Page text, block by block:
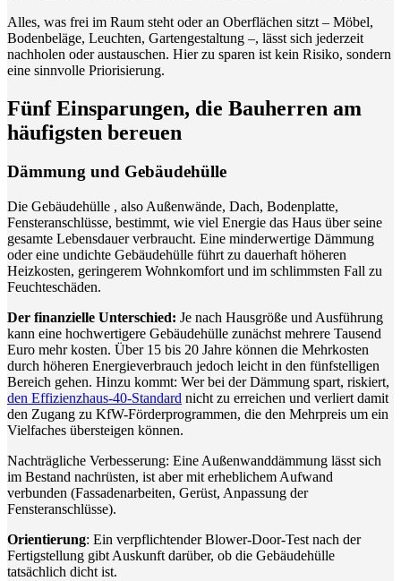
Alles, was frei im Raum steht oder an Oberflächen sitzt – Möbel,
Bodenbeläge, Leuchten, Gartengestaltung –, lässt sich jederzeit
nachholen oder austauschen. Hier zu sparen ist kein Risiko, sondern
eine sinnvolle Priorisierung.
Fünf Einsparungen, die Bauherren am
häufigsten bereuen
Dämmung und Gebäudehülle
Die Gebäudehülle , also Außenwände, Dach, Bodenplatte,
Fensteranschlüsse, bestimmt, wie viel Energie das Haus über seine
gesamte Lebensdauer verbraucht. Eine minderwertige Dämmung
oder eine undichte Gebäudehülle führt zu dauerhaft höheren
Heizkosten, geringerem Wohnkomfort und im schlimmsten Fall zu
Feuchteschäden.
Der finanzielle Unterschied: Je nach Hausgröße und Ausführung
kann eine hochwertigere Gebäudehülle zunächst mehrere Tausend
Euro mehr kosten. Über 15 bis 20 Jahre können die Mehrkosten
durch höheren Energieverbrauch jedoch leicht in den fünfstelligen
Bereich gehen. Hinzu kommt: Wer bei der Dämmung spart, riskiert,
den Effizienzhaus-40-Standard nicht zu erreichen und verliert damit
den Zugang zu KfW-Förderprogrammen, die den Mehrpreis um ein
Vielfaches übersteigen können.
Nachträgliche Verbesserung: Eine Außenwanddämmung lässt sich
im Bestand nachrüsten, ist aber mit erheblichem Aufwand
verbunden (Fassadenarbeiten, Gerüst, Anpassung der
Fensteranschlüsse).
Orientierung: Ein verpflichtender Blower-Door-Test nach der
Fertigstellung gibt Auskunft darüber, ob die Gebäudehülle
tatsächlich dicht ist.